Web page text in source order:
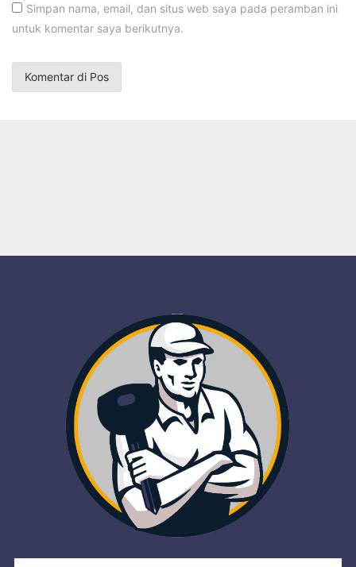
Simpan nama, email, dan situs web saya pada peramban ini
untuk komentar saya berikutnya.